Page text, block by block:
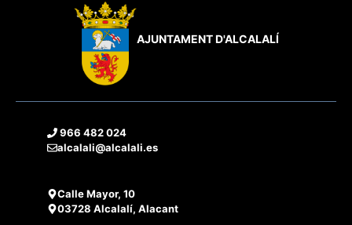
AJUNTAMENT D'ALCALALÍ
966 482 024
alcalali@alcalali.es
Calle Mayor, 10
03728 Alcalalí, Alacant